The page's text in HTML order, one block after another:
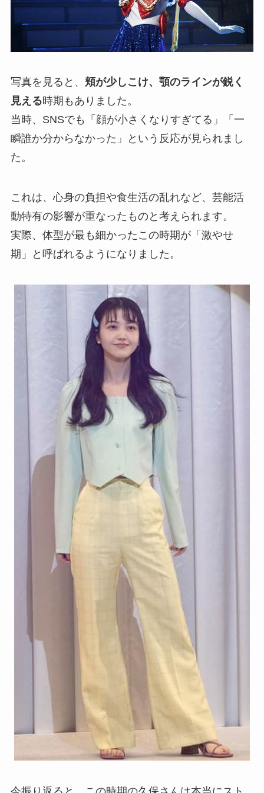
写真を見ると、 頬が少しこけ、顎のラインが鋭く
見える時期もありました。
当時、SNSでも「顔が小さくなりすぎてる」「一
瞬誰か分からなかった」という反応が見られまし
た。
これは、心身の負担や食生活の乱れなど、芸能活
動特有の影響が重なったものと考えられます。
実際、体型が最も細かったこの時期が「激やせ
期」と呼ばれるようになりました。